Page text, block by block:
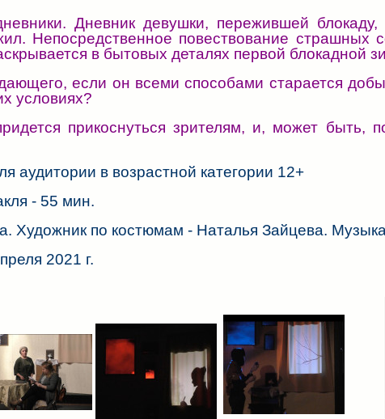
Дневник девушки, пережившей блокаду,
Непосредственное повествование страшных
в бытовых деталях первой блокадной
если он всеми способами старается
условиях?
прикоснуться зрителям, и, может быть,
аудитории в возрастной категории 12+
- 55 мин.
Художник по костюмам - Наталья Зайцева.
2021 г.